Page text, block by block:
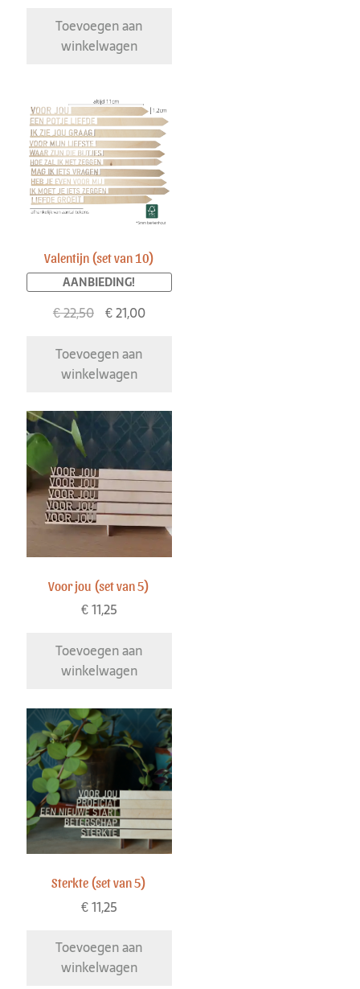
Toevoegen aan
winkelwagen
Valentijn (set van 10)
AANBIEDING!
€22,50 €21,00
Toevoegen aan
winkelwagen
Voor jou (set van 5)
€11,25
Toevoegen aan
winkelwagen
Sterkte (set van 5)
€11,25
Toevoegen aan
winkelwagen